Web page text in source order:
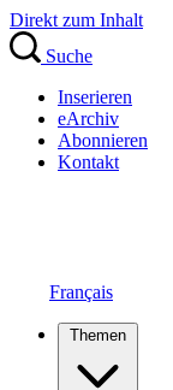
Direkt zum Inhalt
Suche
Inserieren
eArchiv
Abonnieren
Kontakt
Français
Themen